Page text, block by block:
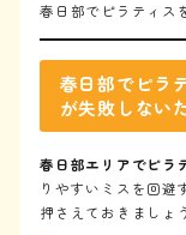
春日部でピラティス
春日部でピラ
が失敗しない
春日部エリアでピラ
りやすいミスを回避
押さえておきましょ